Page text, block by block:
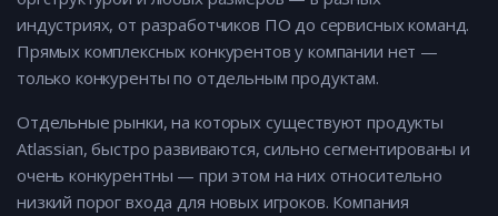
индустриях, от разработчиков ПО до сервисных команд.
Прямых комплексных конкурентов у компании нет —
только конкуренты по отдельным продуктам.
Отдельные рынки, на которых существуют продукты
Atlassian, быстро развиваются, сильно сегментированы и
очень конкурентны — при этом на них относительно
низкий порог входа для новых игроков. Компания